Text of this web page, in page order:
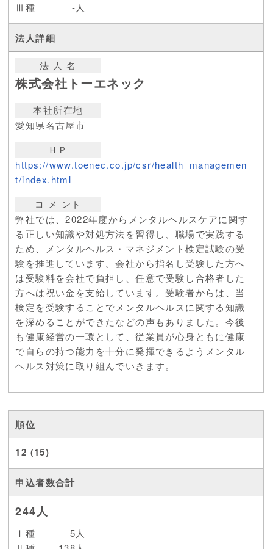
Ⅲ種
-人
法 人 名
株式会社トーエネック
本社所在地
愛知県名古屋市
ＨＰ
https://www.toenec.co.jp/csr/health_managemen
t/index.html
コ メ ント
弊社では、2022年度からメンタルヘルスケアに関す
る正しい知識や対処方法を習得し、職場で実践する
ため、メンタルヘルス・マネジメント検定試験の受
験を推進しています。会社から指名し受験した方へ
は受験料を会社で負担し、任意で受験し合格者した
方へは祝い金を支給しています。受験者からは、当
検定を受験することでメンタルヘルスに関する知識
を深めることができたなどの声もありました。今後
も健康経営の一環として、従業員が心身ともに健康
で自らの持つ能力を十分に発揮できるようメンタル
ヘルス対策に取り組んでいきます。
12 (15)
244人
Ⅰ種
5人